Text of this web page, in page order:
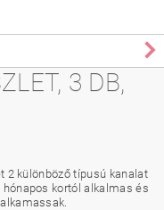
3 DB,
2 különböző típusú kanalat
kortól alkalmas és